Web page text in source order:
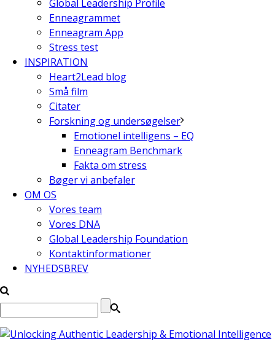
Global Leadership Profile
Enneagrammet
Enneagram App
Stress test
INSPIRATION
Heart2Lead blog
Små film
Citater
Forskning og undersøgelser
Emotionel intelligens – EQ
Enneagram Benchmark
Fakta om stress
Bøger vi anbefaler
OM OS
Vores team
Vores DNA
Global Leadership Foundation
Kontaktinformationer
NYHEDSBREV